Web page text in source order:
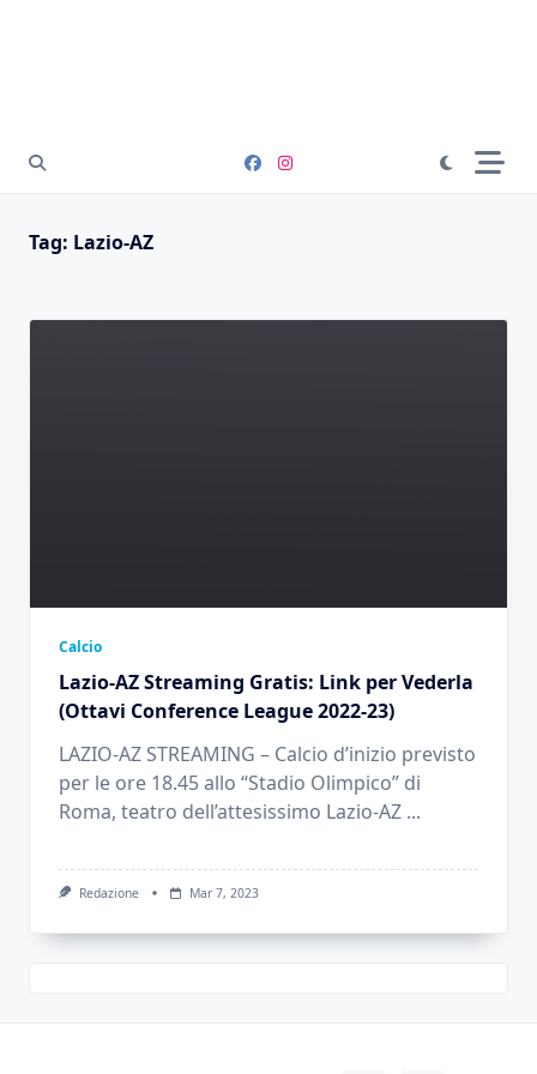
Tag: Lazio-AZ
Calcio
Lazio-AZ Streaming Gratis: Link per Vederla
(Ottavi Conference League 2022-23)
LAZIO-AZ STREAMING – Calcio d’inizio previsto
per le ore 18.45 allo “Stadio Olimpico” di
Roma, teatro dell’attesissimo Lazio-AZ ...
Redazione Mar 7, 2023